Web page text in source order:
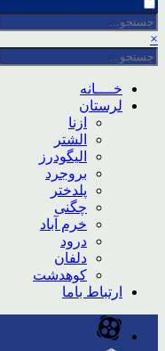
×
خــــانه
لرستان
ازنا
الشتر
الیگودرز
بروجرد
پلدختر
چگنی
خرم آباد
درود
دلفان
کوهدشت
ارتباط باما